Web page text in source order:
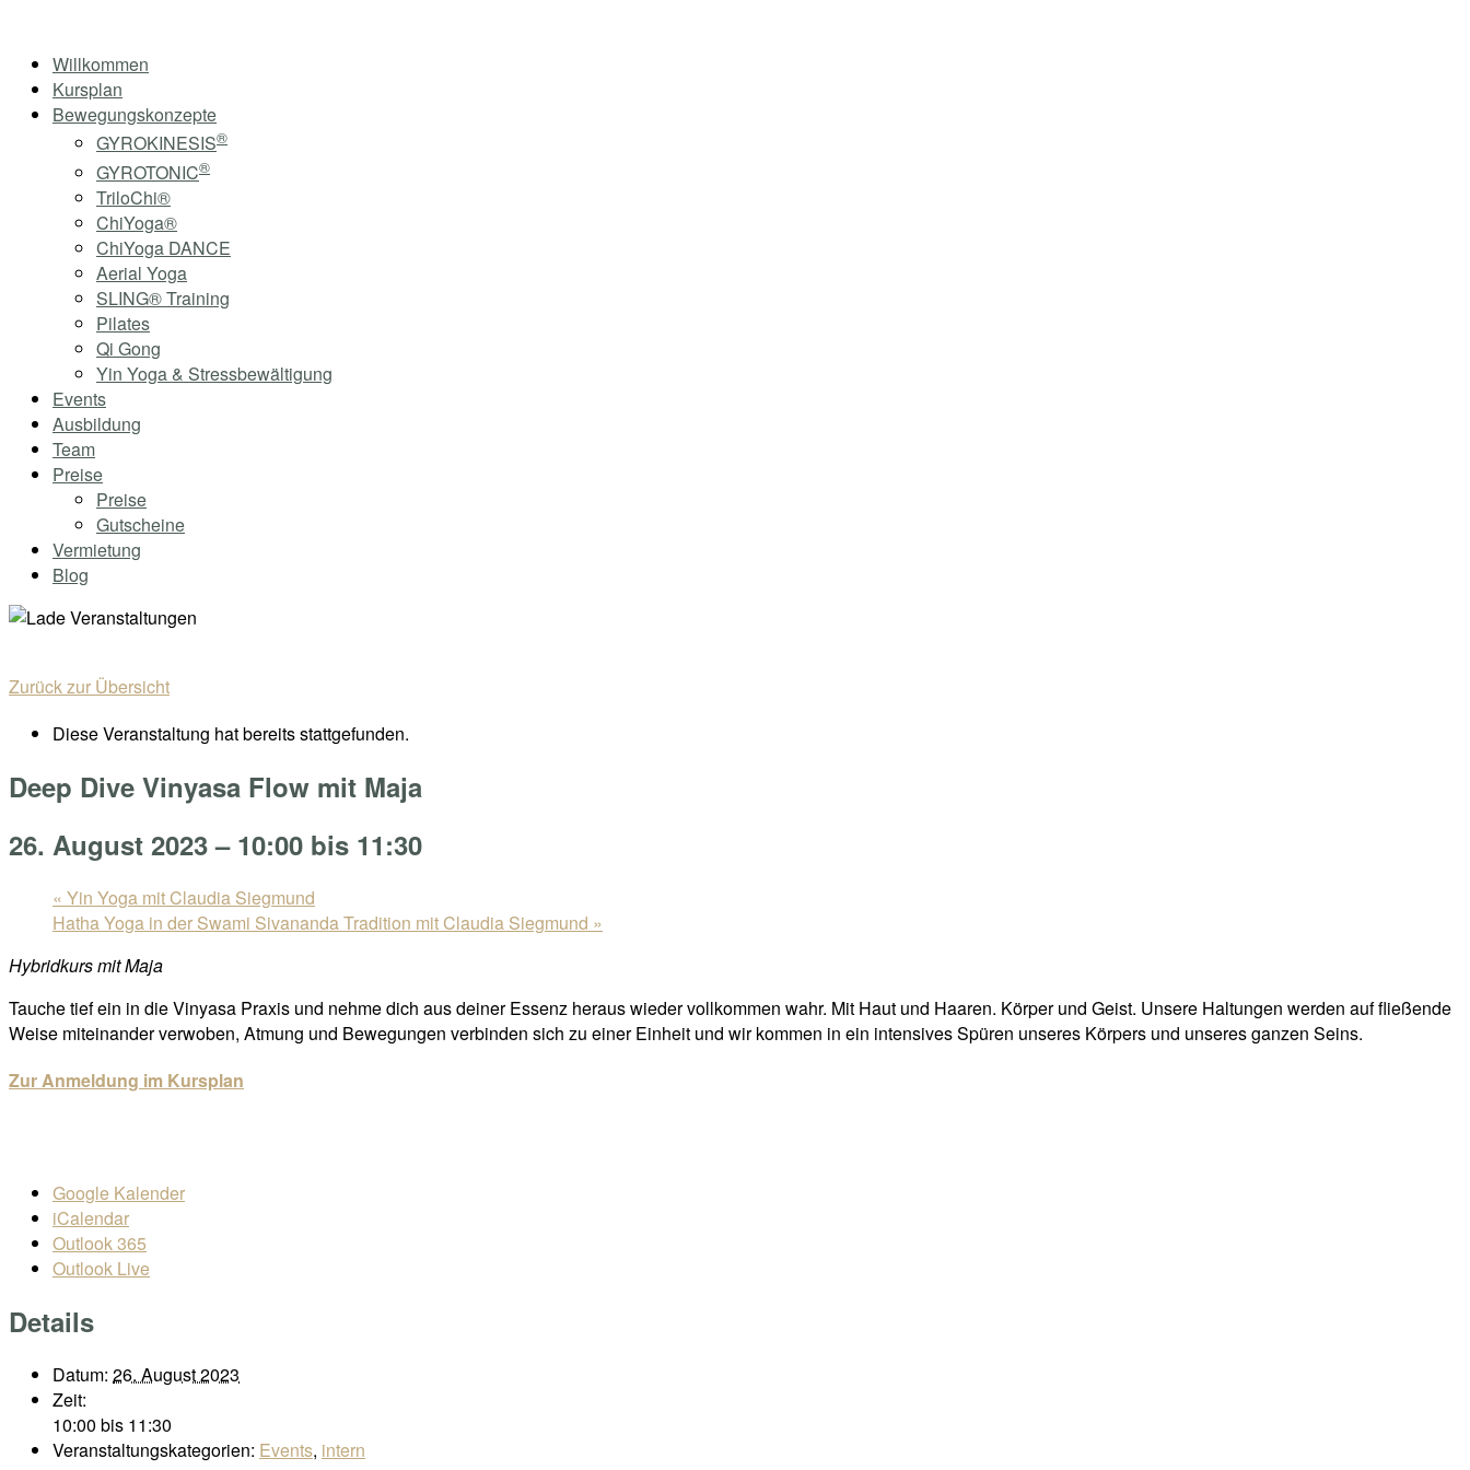
content
Menu Willkommen
Kursplan
Bewegungskonzepte
GYROKINESIS®
GYROTONIC®
TriloChi®
ChiYoga®
ChiYoga DANCE
Aerial Yoga
SLING® Training
Pilates
Qi Gong
Yin Yoga & Stressbewältigung
Events
Ausbildung
Team
Preise
Preise
Gutscheine
Vermietung
Blog
Zurück zur Übersicht
Diese Veranstaltung hat bereits stattgefunden.
Deep Dive Vinyasa Flow mit Maja
26. August 2023 – 10:00 bis 11:30
« Yin Yoga mit Claudia Siegmund
Hatha Yoga in der Swami Sivananda Tradition mit Claudia Siegmund »
Hybridkurs mit Maja
Tauche tief ein in die Vinyasa Praxis und nehme dich aus deiner Essenz heraus wieder vollkommen wahr. Mit Haut und Haaren. Körper und Geist. Unsere Haltungen werden auf fließende
Weise miteinander verwoben, Atmung und Bewegungen verbinden sich zu einer Einheit und wir kommen in ein intensives Spüren unseres Körpers und unseres ganzen Seins.
Zur Anmeldung im Kursplan
Google Kalender
iCalendar
Outlook 365
Outlook Live
Details
Datum: 26. August 2023
Zeit:
10:00 bis 11:30
Veranstaltungskategorien: Events, intern